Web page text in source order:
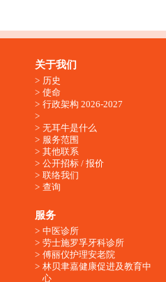
关于我们
历史
使命
行政架构 2026-2027
无耳牛是什么
服务范围
其他联系
公开招标 / 报价
联络我们
查询
服务
中医诊所
劳士施罗孚牙科诊所
傅丽仪护理安老院
林贝聿嘉健康促进及教育中
心